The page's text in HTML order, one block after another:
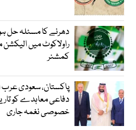
راولاکوٹ میں
کمشنر
پاکستان، سعودی عرب
دفاعی معاہدے کو
خصوصی نغمہ جاری